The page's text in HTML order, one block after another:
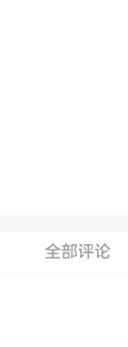
全部评论